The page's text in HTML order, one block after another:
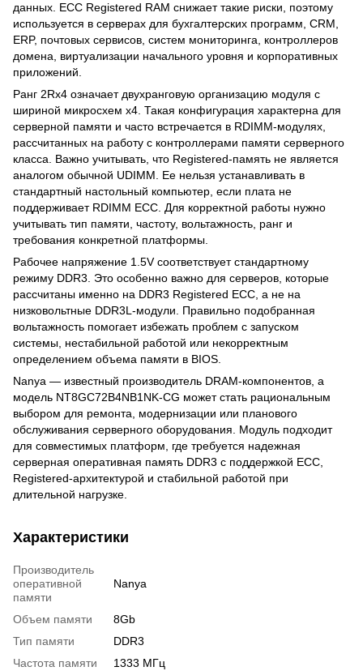
данных. ECC Registered RAM снижает такие риски, поэтому
используется в серверах для бухгалтерских программ, CRM,
ERP, почтовых сервисов, систем мониторинга, контроллеров
домена, виртуализации начального уровня и корпоративных
приложений.
Ранг 2Rx4 означает двухранговую организацию модуля с
шириной микросхем x4. Такая конфигурация характерна для
серверной памяти и часто встречается в RDIMM-модулях,
рассчитанных на работу с контроллерами памяти серверного
класса. Важно учитывать, что Registered-память не является
аналогом обычной UDIMM. Ее нельзя устанавливать в
стандартный настольный компьютер, если плата не
поддерживает RDIMM ECC. Для корректной работы нужно
учитывать тип памяти, частоту, вольтажность, ранг и
требования конкретной платформы.
Рабочее напряжение 1.5V соответствует стандартному
режиму DDR3. Это особенно важно для серверов, которые
рассчитаны именно на DDR3 Registered ECC, а не на
низковольтные DDR3L-модули. Правильно подобранная
вольтажность помогает избежать проблем с запуском
системы, нестабильной работой или некорректным
определением объема памяти в BIOS.
Nanya — известный производитель DRAM-компонентов, а
модель NT8GC72B4NB1NK-CG может стать рациональным
выбором для ремонта, модернизации или планового
обслуживания серверного оборудования. Модуль подходит
для совместимых платформ, где требуется надежная
серверная оперативная память DDR3 с поддержкой ECC,
Registered-архитектурой и стабильной работой при
длительной нагрузке.
Характеристики
Производитель
оперативной
памяти
Nanya
Объем памяти
8Gb
Тип памяти
DDR3
Частота памяти
1333 МГц